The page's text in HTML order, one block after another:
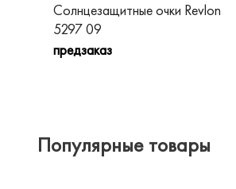
Солнцезащитные очки Revlon
5297 09
предзаказ
Популярные товары